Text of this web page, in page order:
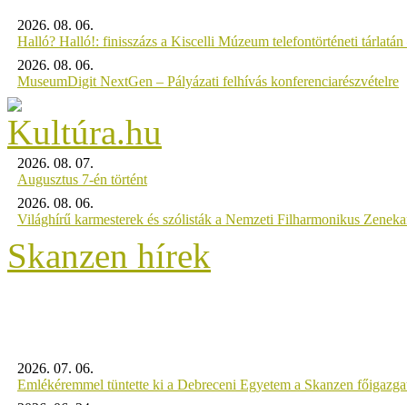
2026. 08. 06.
Halló? Halló!: finisszázs a Kiscelli Múzeum telefontörténeti tárlatán
2026. 08. 06.
MuseumDigit NextGen – Pályázati felhívás konferenciarészvételre
2026. 08. 07.
Augusztus 7-én történt
2026. 08. 06.
Világhírű karmesterek és szólisták a Nemzeti Filharmonikus
Skanzen hírek
2026. 07. 06.
Emlékéremmel tüntette ki a Debreceni Egyetem a Skanzen